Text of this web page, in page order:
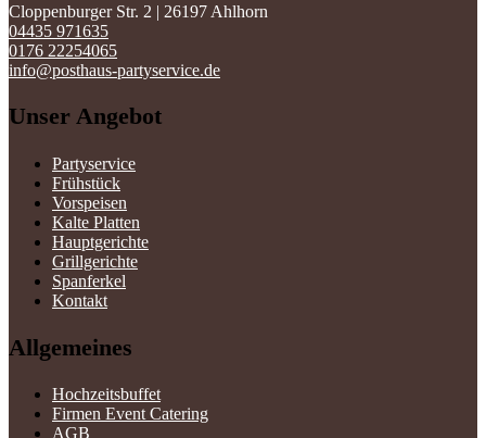
Cloppenburger Str. 2 | 26197 Ahlhorn
04435 971635
0176 22254065
info@posthaus-partyservice.de
Unser Angebot
Partyservice
Frühstück
Vorspeisen
Kalte Platten
Hauptgerichte
Grillgerichte
Spanferkel
Kontakt
Allgemeines
Hochzeitsbuffet
Firmen Event Catering
AGB